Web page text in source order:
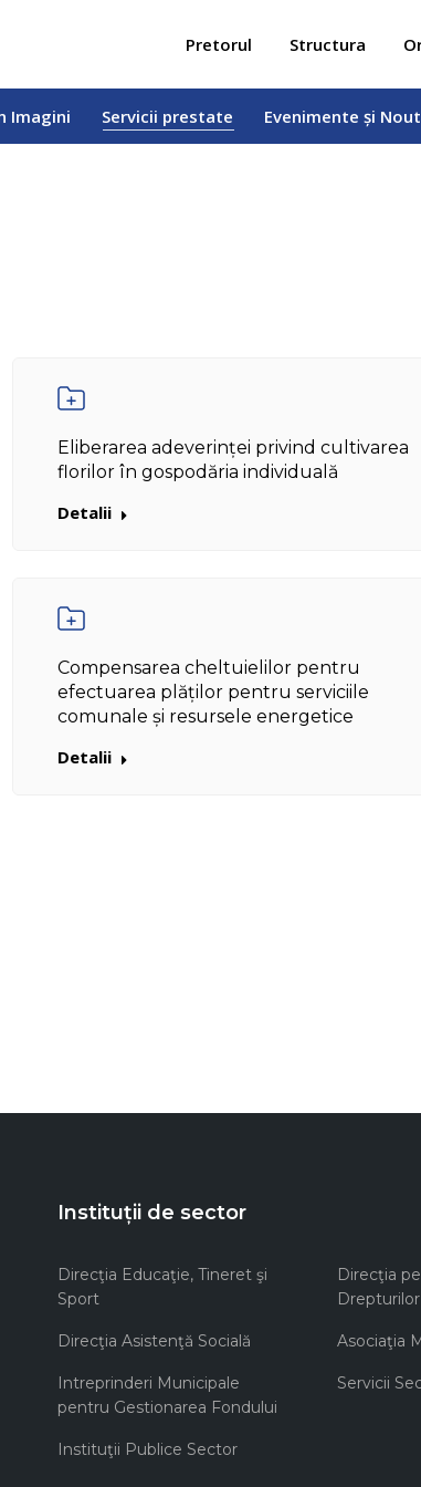
Pretorul Structura
Imagini Servicii prestate Evenimente și
Eliberarea adeverinței privind cultivarea
florilor în gospodăria individuală
Detalii
Compensarea cheltuielilor pentru
efectuarea plăților pentru serviciile
comunale și resursele energetice
Detalii
Instituții de sector
Direcţia Educaţie, Tineret şi
Sport
Direcţia
Direcţia Asistenţă Socială Asociaţia
Intreprinderi Municipale
pentru Gestionarea Fondului
Servicii
Instituţii Publice Sector
Servicii prestate Evenimente și